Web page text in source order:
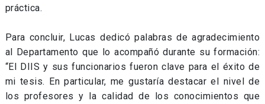
práctica.
Para concluir, Lucas dedicó palabras de agradecimiento
al Departamento que lo acompañó durante su formación:
“El DIIS y sus funcionarios fueron clave para el éxito de
mi tesis. En particular, me gustaría destacar el nivel de
los profesores y la calidad de los conocimientos que